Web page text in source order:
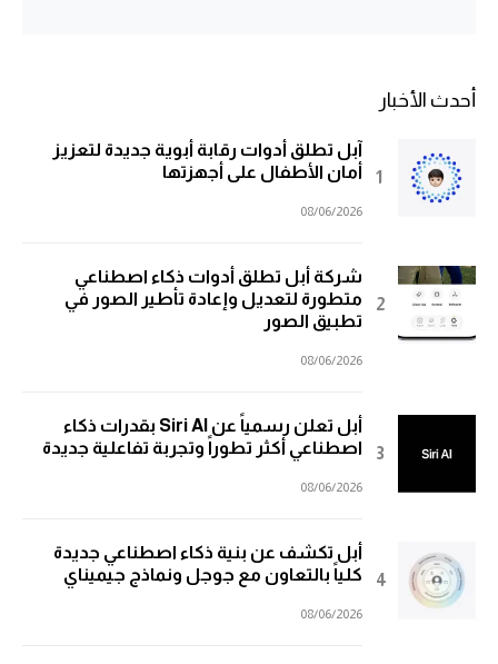
أحدث الأخبار
آبل تطلق أدوات رقابة أبوية جديدة لتعزيز
أمان الأطفال على أجهزتها
08/06/2026
شركة أبل تطلق أدوات ذكاء اصطناعي
متطورة لتعديل وإعادة تأطير الصور في
تطبيق الصور
08/06/2026
أبل تعلن رسمياً عن Siri AI بقدرات ذكاء
اصطناعي أكثر تطوراً وتجربة تفاعلية جديدة
08/06/2026
أبل تكشف عن بنية ذكاء اصطناعي جديدة
كلياً بالتعاون مع جوجل ونماذج جيميناي
08/06/2026